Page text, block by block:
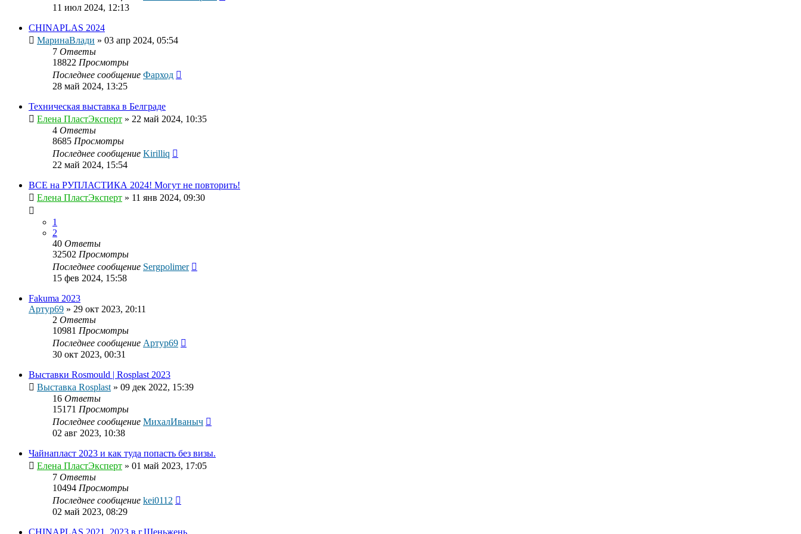
11 июл 2024, 12:13
CHINAPLAS 2024
МаринаВлади » 03 апр 2024, 05:54
7 Ответы
18822 Просмотры
Последнее сообщение Фарход
28 май 2024, 13:25
Техническая выставка в Белграде
Елена ПластЭксперт » 22 май 2024, 10:35
4 Ответы
8685 Просмотры
Последнее сообщение Kirilliq
22 май 2024, 15:54
ВСЕ на РУПЛАСТИКА 2024! Могут не повторить!
Елена ПластЭксперт » 11 янв 2024, 09:30
1
2
40 Ответы
32502 Просмотры
Последнее сообщение Sergpolimer
15 фев 2024, 15:58
Fakuma 2023
Артур69 » 29 окт 2023, 20:11
2 Ответы
10981 Просмотры
Последнее сообщение Артур69
30 окт 2023, 00:31
Выставки Rosmould | Rosplast 2023
Выставка Rosplast» 09 дек 2022, 15:39
16 Ответы
15171 Просмотры
Последнее сообщение МихалИваныч
02 авг 2023, 10:38
Чайнапласт 2023 и как туда попасть без визы.
Елена ПластЭксперт » 01 май 2023, 17:05
7 Ответы
10494 Просмотры
Последнее сообщение kei0112
02 май 2023, 08:29